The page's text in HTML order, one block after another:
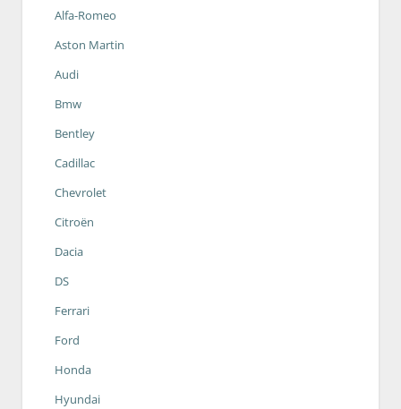
Alfa-Romeo
Aston Martin
Audi
Bmw
Bentley
Cadillac
Chevrolet
Citroën
Dacia
DS
Ferrari
Ford
Honda
Hyundai